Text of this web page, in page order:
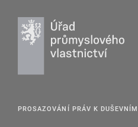
PROSAZOVÁNÍ PRÁV K